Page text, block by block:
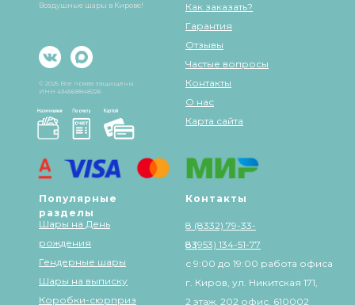
Популярные
разделы
Шары на День
рождения
Контакты
© 2025 Все права защищены
Как заказать?
Гарантия
Отзывы
Частые вопросы
Контакты
О нас
Гендерные шары
Шары на выписку
Коробки-сюрприз
8 (8332) 79-33-
83
8 (953) 134-51-77
с 9:00 до 19:00 работа офиса
г. Киров, ул. Никитская 171,
2 этаж, 202 офис, 610002
ИНН 434568848226
Карта сайта
Воздушные шары в Кирове!